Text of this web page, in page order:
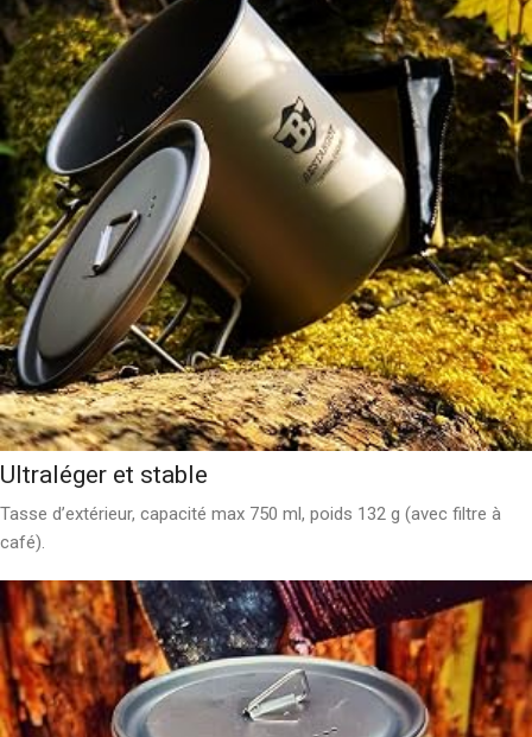
Ultraléger et stable
Tasse d’extérieur, capacité max 750 ml, poids 132 g (avec filtre à
café).